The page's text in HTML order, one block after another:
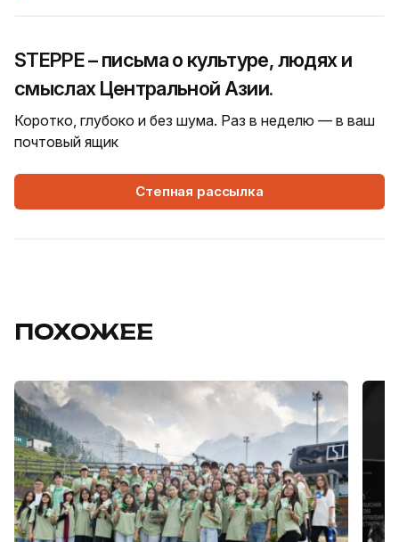
STEPPE – письма о культуре, людях и
смыслах Центральной Азии.
Коротко, глубоко и без шума. Раз в неделю — в ваш
почтовый ящик
Степная рассылка
ПОХОЖЕЕ